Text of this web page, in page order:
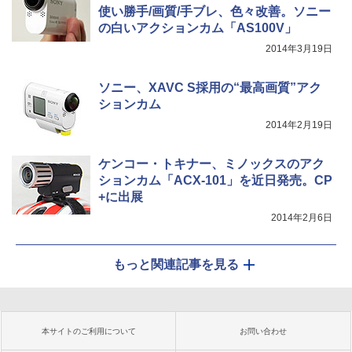
使い勝手/画質/手ブレ、色々改善。ソニー
の白いアクションカム「AS100V」
2014年3月19日
ソニー、XAVC S採用の“最高画質”アク
ションカム
2014年2月19日
ケンコー・トキナー、ミノックスのアク
ションカム「ACX-101」を近日発売。CP
+に出展
2014年2月6日
もっと関連記事を見る
本サイトのご利用について お問い合わせ